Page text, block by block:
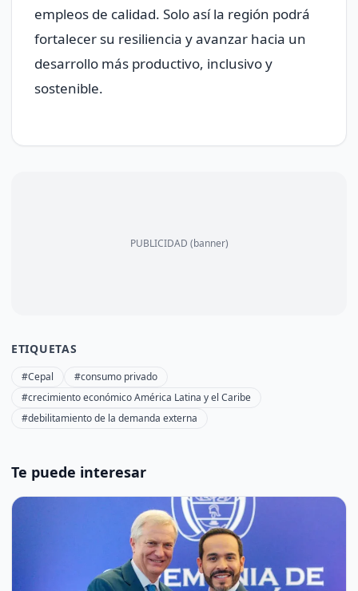
empleos de calidad. Solo así la región podrá
fortalecer su resiliencia y avanzar hacia un
desarrollo más productivo, inclusivo y
sostenible.
PUBLICIDAD (banner)
ETIQUETAS
#Cepal
#consumo privado
#crecimiento económico América Latina y el Caribe
#debilitamiento de la demanda externa
Te puede interesar